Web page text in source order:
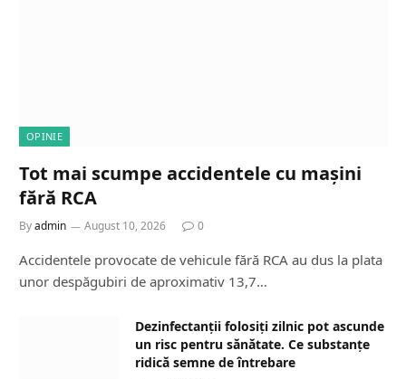
OPINIE
Tot mai scumpe accidentele cu mașini
fără RCA
Byadmin August 10, 2026 0
Accidentele provocate de vehicule fără RCA au dus la plata
unor despăgubiri de aproximativ 13,7…
Dezinfectanții folosiți zilnic pot ascunde
un risc pentru sănătate. Ce substanțe
ridică semne de întrebare